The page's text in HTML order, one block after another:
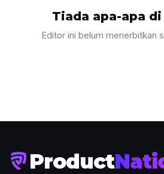
Tiada apa-apa
Editor ini belum menerbitkan
Product